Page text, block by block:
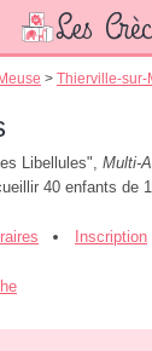
> Thierville-sur-
Libellules", Multi-
40 enfants de
Inscription